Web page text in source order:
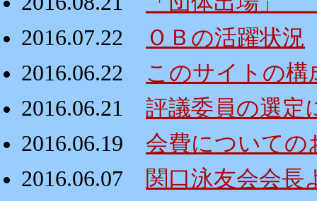
2016.07.22
ＯＢの活躍状況
2016.06.22
このサイトの構
2016.06.21
評議委員の選定
2016.06.19
会費についての
2016.06.07
関口泳友会会長